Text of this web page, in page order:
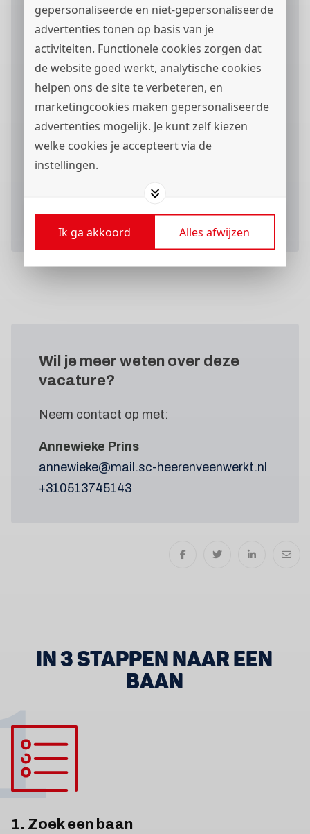
gepersonaliseerde en niet-gepersonaliseerde
advertenties tonen op basis van je
activiteiten. Functionele cookies zorgen dat
de website goed werkt, analytische cookies
helpen ons de site te verbeteren, en
marketingcookies maken gepersonaliseerde
advertenties mogelijk. Je kunt zelf kiezen
welke cookies je accepteert via de
instellingen.
Ik ga akkoord Alles afwijzen
Motivatie
Ik ga akkoord met hetprivacystatement
wil berichten via
Verstuur je sollicitatieformulier
Wil je meer weten over deze
vacature?
Neem contact op met:
Annewieke Prins
annewieke@mail.sc-heerenveenwerkt.nl
+310513745143
IN 3 STAPPEN NAAR EEN
BAAN
1. Zoek een baan